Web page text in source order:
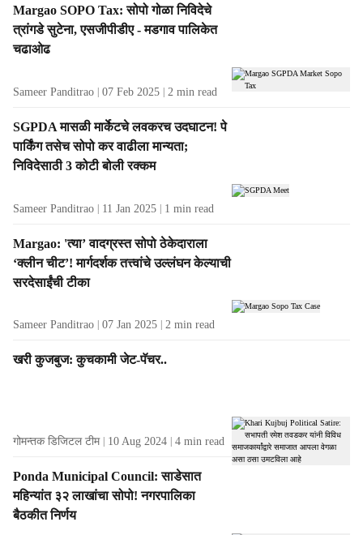
Margao SOPO Tax: सोपो गोळा निविदेचे
त्रांगडे सुटेना, एसजीपीडीए - मडगाव पालिकेत
चढाओढ
Sameer Panditrao 07 Feb 2025 2 min read
SGPDA मासळी मार्केटचे लवकरच उदघाटन! पे
पार्किंग तसेच सोपो कर वाढीला मान्यता;
निविदेसाठी 3 कोटी बोली रक्कम
Sameer Panditrao 11 Jan 2025 1 min read
Margao: 'त्या’ वादग्रस्त सोपो ठेकेदाराला
‘क्लीन चीट’! मार्गदर्शक तत्त्वांचे उल्लंघन केल्याची
सरदेसाईंची टीका
Sameer Panditrao 07 Jan 2025 2 min read
खरी कुजबुज: कुचकामी जेट-पॅचर..
गोमन्तक डिजिटल टीम 10 Aug 2024 4 min read
Ponda Municipal Council: साडेसात
महिन्यांत ३२ लाखांचा सोपो! नगरपालिका
बैठकीत निर्णय